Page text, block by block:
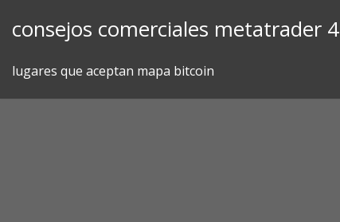
consejos comerciales metatrader 4
lugares que aceptan mapa bitcoin